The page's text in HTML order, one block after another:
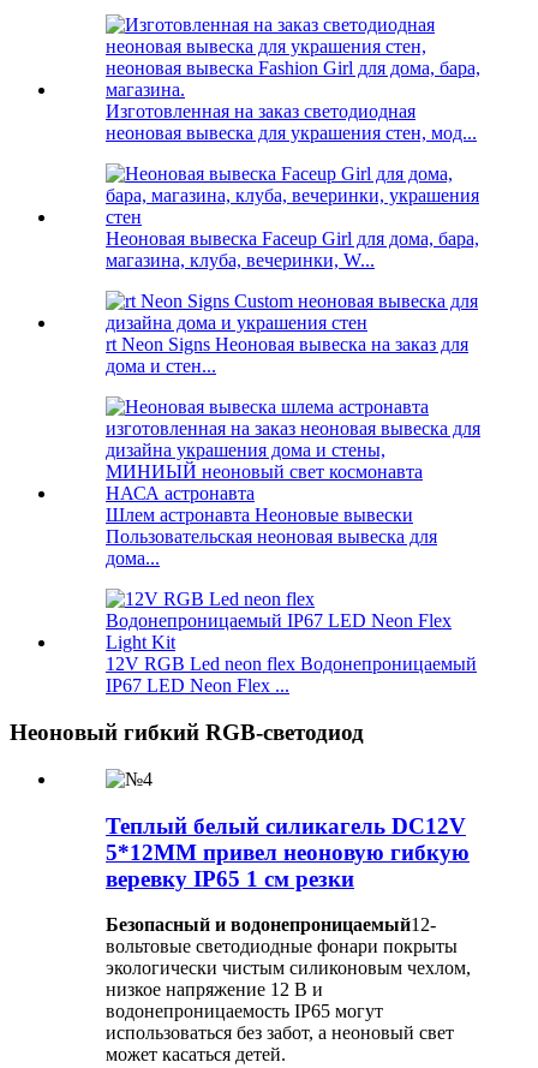
Изготовленная на заказ светодиодная
неоновая вывеска для украшения стен, мод...
Неоновая вывеска Faceup Girl для дома, бара,
магазина, клуба, вечеринки, W...
rt Neon Signs Неоновая вывеска на заказ для
дома и стен...
Шлем астронавта Неоновые вывески
Пользовательская неоновая вывеска для
дома...
12V RGB Led neon flex Водонепроницаемый
IP67 LED Neon Flex ...
Неоновый гибкий RGB-светодиод
Теплый белый силикагель DC12V
5*12MM привел неоновую гибкую
веревку IP65 1 см резки
Безопасный и водонепроницаемый12-
вольтовые светодиодные фонари покрыты
экологически чистым силиконовым чехлом,
низкое напряжение 12 В и
водонепроницаемость IP65 могут
использоваться без забот, а неоновый свет
может касаться детей.